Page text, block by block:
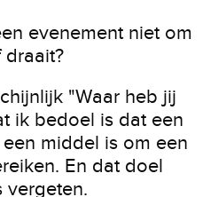
evenement niet om
draait?
"Waar heb jij
ik bedoel is dat een
middel is om een
En dat doel
vergeten.